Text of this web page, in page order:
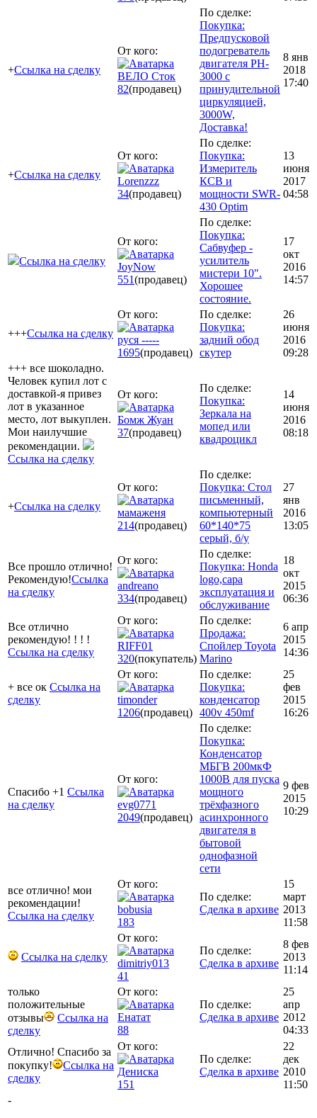
+Ссылка на сделку
От кого:
ВЕЛО Сток
82(продавец)
По сделке:
Покупка:
Предпусковой
подогреватель
двигателя PH-
3000 с
принудительной
циркуляцией,
3000W,
Доставка!
8 янв
2018
17:40
+Ссылка на сделку
От кого:
Lorenzzz
34(продавец)
По сделке:
Покупка:
Измеритель
КСВ и
мощности SWR-
430 Optim
13
июня
2017
04:58
Ссылка на сделку
От кого:
JoyNow
551(продавец)
По сделке:
Покупка:
Сабвуфер -
усилитель
мистери 10".
Хорошее
состояние.
17
окт
2016
14:57
+++Ссылка на сделку
От кого:
руся -----
1695(продавец)
По сделке:
Покупка:
задний обод
скутер
26
июня
2016
09:28
+++ все шоколадно.
Человек купил лот с
доставкой-я привез
лот в указанное
место, лот выкуплен.
Мои наилучшие
рекомендации.
Ссылка на сделку
От кого:
Бомж Жуан
37(продавец)
По сделке:
Покупка:
Зеркала на
мопед или
квадроцикл
14
июня
2016
08:18
+Ссылка на сделку
От кого:
мамаженя
214(продавец)
По сделке:
Покупка: Стол
письменный,
компьютерный
60*140*75
серый, б/у
27
янв
2016
13:05
Все прошло отлично!
Рекомендую!Ссылка
на сделку
От кого:
andreano
334(продавец)
По сделке:
Покупка: Honda
logo,capa
эксплуатация и
обслуживание
18
окт
2015
06:36
Все отлично
рекомендую! ! ! !
Ссылка на сделку
От кого:
RIFF01
320(покупатель)
По сделке:
Продажа:
Спойлер Toyota
Marino
6 апр
2015
14:36
+ все ок Ссылка на
сделку
От кого:
timonder
1206(продавец)
По сделке:
Покупка:
конденсатор
400v 450mf
25
фев
2015
16:26
Спасибо +1 Ссылка
на сделку
От кого:
evg0771
2049(продавец)
По сделке:
Покупка:
Конденсатор
МБГВ 200мкФ
1000В для пуска
мощного
трёхфазного
асинхронного
двигателя в
бытовой
однофазной
сети
9 фев
2015
10:29
все отлично! мои
рекомендации!
Ссылка на сделку
От кого:
bobusia
183
По сделке:
Сделка в архиве
15
март
2013
11:58
Ссылка на сделку
От кого:
dimitriy013
41
По сделке:
Сделка в архиве
8 фев
2013
11:14
только
положительные
отзывы
Ссылка на
сделку
От кого:
Енатат
88
По сделке:
Сделка в архиве
25
апр
2012
04:33
Отлично! Спасибо за
покупку!
Ссылка на
сделку
От кого:
Дениска
151
По сделке:
Сделка в архиве
22
дек
2010
11:50
-